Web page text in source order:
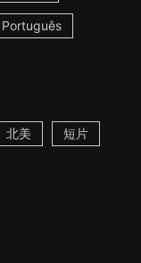
Português
北美 短片